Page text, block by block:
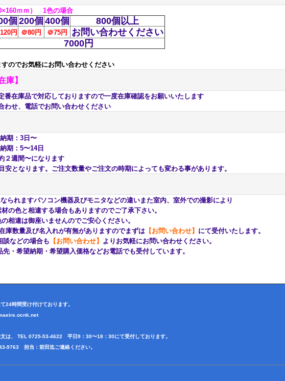
ｍｍ） 1色の場合
個 200個 400個
800個以上
円 ＠80円 ＠75円
お問い合わせください
7000円
のでお気軽にお問い合わせください
庫】
庫品で対応しておりますので一度在庫確認をお願いいたします
せ、電話でお問い合わせください
期：3日〜
：5〜14日
週間〜になります
となります。ご注文数量やご注文の時期によっても変わる事があります。
られますパソコン機器及びモニタなどの違いまた室内、室外での撮影により
と相違する場合もありますのでご了承下さい。
は御座いませんのでご安心ください。
量及び名入れが有無がありますのでまずは 【お問い合わせ】 にて受付いたします。
どの場合も 【お問い合わせ】 よりお気軽にお問い合わせください。
希望納期・希望購入価格などお電話でも受付しています。
24時間受け付けております。
は、 TEL 0725-53-4622 平日9：30〜18：30にて受付しております。
9763 担当：前田迄ご連絡ください。